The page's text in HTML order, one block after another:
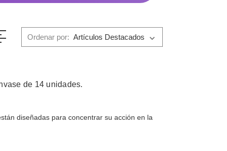
Ordenar por:
de 14 unidades.
diseñadas para concentrar su acción en la